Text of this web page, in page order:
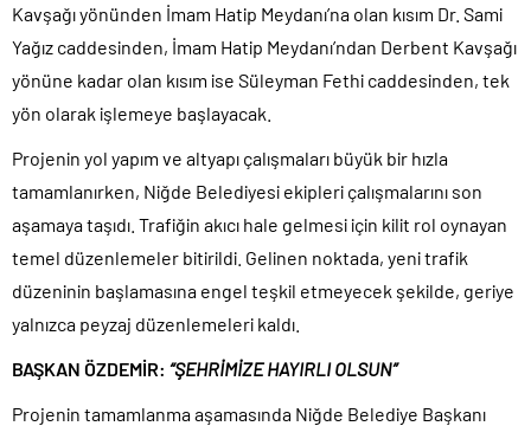
Kavşağı yönünden İmam Hatip Meydanı’na olan kısım Dr. Sami
Yağız caddesinden, İmam Hatip Meydanı’ndan Derbent Kavşağı
yönüne kadar olan kısım ise Süleyman Fethi caddesinden, tek
yön olarak işlemeye başlayacak.
Projenin yol yapım ve altyapı çalışmaları büyük bir hızla
tamamlanırken, Niğde Belediyesi ekipleri çalışmalarını son
aşamaya taşıdı. Trafiğin akıcı hale gelmesi için kilit rol oynayan
temel düzenlemeler bitirildi. Gelinen noktada, yeni trafik
düzeninin başlamasına engel teşkil etmeyecek şekilde, geriye
yalnızca peyzaj düzenlemeleri kaldı.
BAŞKAN ÖZDEMİR: “ŞEHRİMİZE HAYIRLI OLSUN”
Projenin tamamlanma aşamasında Niğde Belediye Başkanı